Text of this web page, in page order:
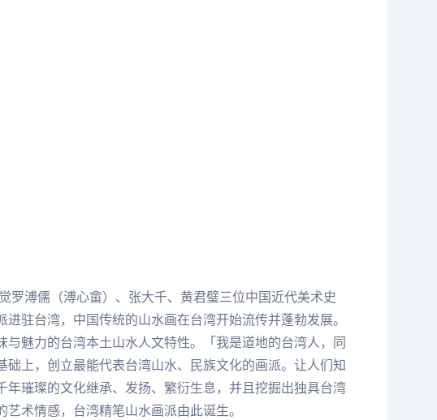
罗溥儒（溥心畲）、 张大千、 黄君璧三位中国近代美术史
驻台湾，中国传统的山水画在台湾开始流传并蓬勃发展。
魅力的台湾本土山水人文特性。「我是道地的台湾人，同
上，创立最能代表台湾山水、民族文化的画派。让人们知
璀璨的文化继承、发扬、繁衍生息，并且挖掘出独具台湾
艺术情感，台湾精笔山水画派由此诞生。